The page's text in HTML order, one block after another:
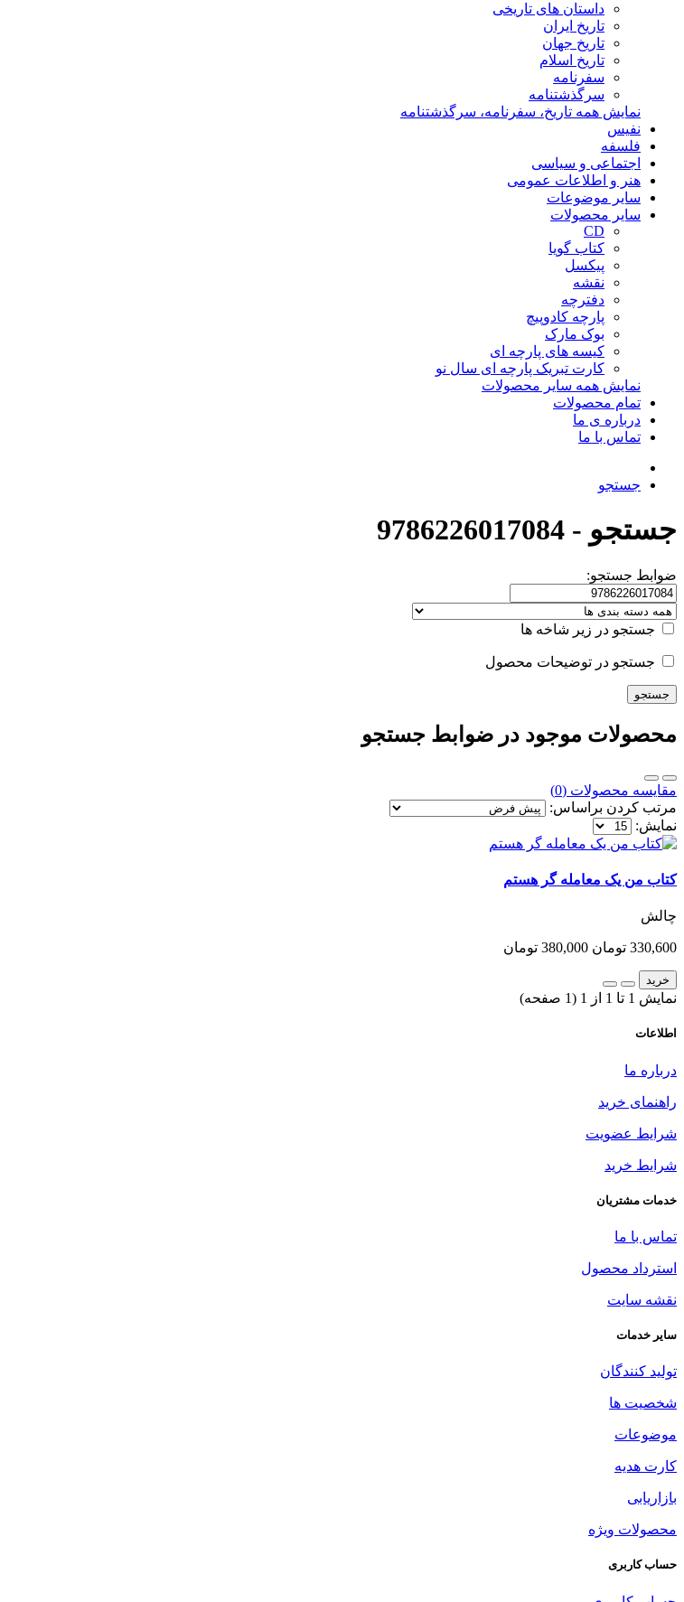
داستان های تاریخی
تاریخ ایران
تاریخ جهان
تاریخ اسلام
سفرنامه
سرگذشتنامه
نمایش همه تاریخ، سفرنامه، سرگذشتنامه
نفیس
فلسفه
اجتماعی و سیاسی
هنر و اطلاعات عمومی
سایر موضوعات
سایر محصولات
CD
کتاب گویا
پیکسل
نقشه
دفترچه
پارچه کادوپیچ
بوک مارک
کیسه های پارچه ای
کارت تبریک پارچه ای سال نو
نمایش همه سایر محصولات
تمام محصولات
درباره ی ما
تماس با ما
جستجو
جستجو - 9786226017084
ضوابط جستجو:
جستجو در زیر شاخه ها
جستجو در توضیحات محصول
محصولات موجود در ضوابط جستجو
مقایسه محصولات (0)
مرتب کردن براساس:
نمایش:
کتاب من یک معامله گر هستم
چالش
330,600 تومان 380,000 تومان
خرید
نمایش 1 تا 1 از 1 (1 صفحه)
اطلاعات
درباره ما
راهنمای خرید
شرایط عضویت
شرایط خرید
خدمات مشتریان
تماس با ما
استرداد محصول
نقشه سایت
سایر خدمات
تولید کنندگان
شخصیت ها
موضوعات
کارت هدیه
بازاریابی
محصولات ویژه
حساب کاربری